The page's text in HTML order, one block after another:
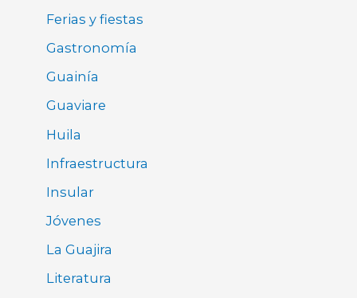
Ferias y fiestas
Gastronomía
Guainía
Guaviare
Huila
Infraestructura
Insular
Jóvenes
La Guajira
Literatura